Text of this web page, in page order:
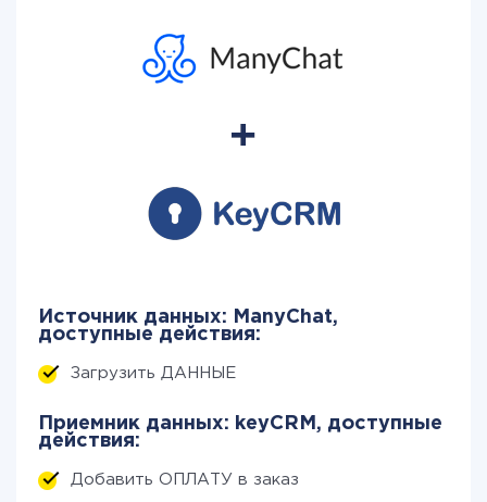
Источник данных: ManyChat,
доступные действия:
Загрузить ДАННЫЕ
Приемник данных: keyCRM, доступные
действия:
Добавить ОПЛАТУ в заказ